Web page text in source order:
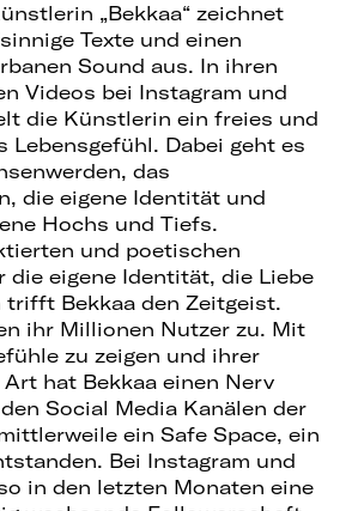
„Bekkaa“ zeichnet
Texte und einen
Sound aus. In ihren
Videos bei Instagram und
die Künstlerin ein freies und
Lebensgefühl. Dabei geht es
das
die eigene Identität und
Hochs und Tiefs.
und poetischen
die eigene Identität, die Liebe
trifft Bekkaa den Zeitgeist.
ihr Millionen Nutzer zu. Mit
zu zeigen und ihrer
hat Bekkaa einen Nerv
Social Media Kanälen der
ein Safe Space, ein
Bei Instagram und
in den letzten Monaten eine